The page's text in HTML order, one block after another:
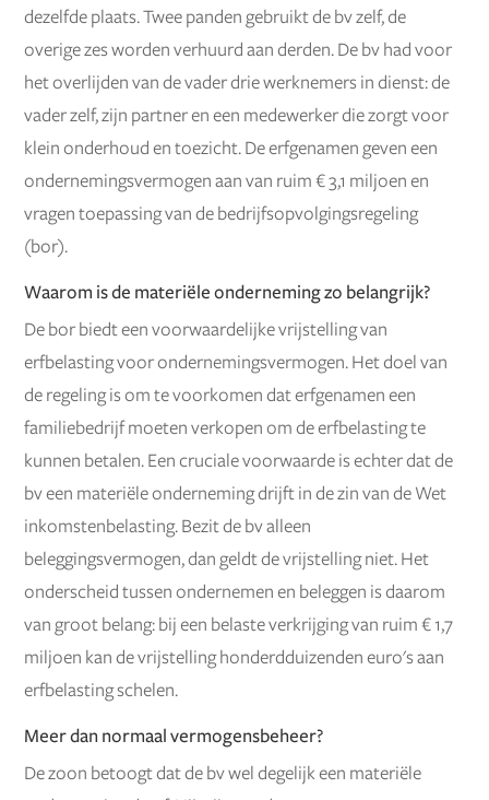
dezelfde plaats. Twee panden gebruikt de bv zelf, de
overige zes worden verhuurd aan derden. De bv had voor
het overlijden van de vader drie werknemers in dienst: de
vader zelf, zijn partner en een medewerker die zorgt voor
klein onderhoud en toezicht. De erfgenamen geven een
ondernemingsvermogen aan van ruim € 3,1 miljoen en
vragen toepassing van de bedrijfsopvolgingsregeling
(bor).
Waarom is de materiële onderneming zo belangrijk?
De bor biedt een voorwaardelijke vrijstelling van
erfbelasting voor ondernemingsvermogen. Het doel van
de regeling is om te voorkomen dat erfgenamen een
familiebedrijf moeten verkopen om de erfbelasting te
kunnen betalen. Een cruciale voorwaarde is echter dat de
bv een materiële onderneming drijft in de zin van de Wet
inkomstenbelasting. Bezit de bv alleen
beleggingsvermogen, dan geldt de vrijstelling niet. Het
onderscheid tussen ondernemen en beleggen is daarom
van groot belang: bij een belaste verkrijging van ruim € 1,7
miljoen kan de vrijstelling honderdduizenden euro's aan
erfbelasting schelen.
Meer dan normaal vermogensbeheer?
De zoon betoogt dat de bv wel degelijk een materiële